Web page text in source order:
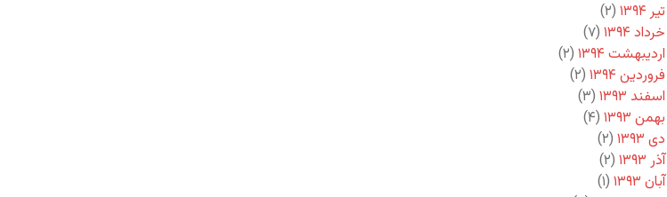
تیر ۱۳۹۴
(۲)
خرداد ۱۳۹۴
(۷)
اردیبهشت ۱۳۹۴
(۲)
فروردین ۱۳۹۴
(۲)
اسفند ۱۳۹۳
(۳)
بهمن ۱۳۹۳
(۴)
دی ۱۳۹۳
(۲)
آذر ۱۳۹۳
(۲)
آبان ۱۳۹۳
(۱)